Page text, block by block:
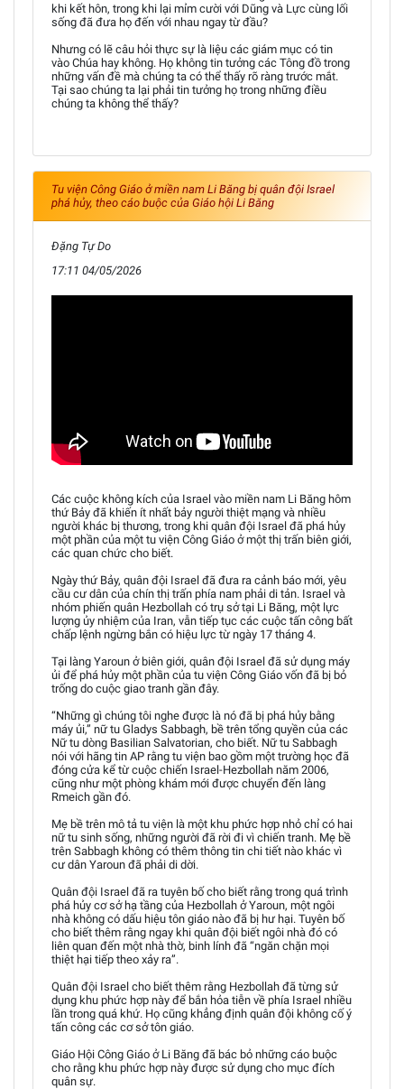
khi kết hôn, trong khi lại mỉm cười với Dũng và Lực cùng lối
sống đã đưa họ đến với nhau ngay từ đầu?
Nhưng có lẽ câu hỏi thực sự là liệu các giám mục có tin
vào Chúa hay không. Họ không tin tưởng các Tông đồ trong
những vấn đề mà chúng ta có thể thấy rõ ràng trước mắt.
Tại sao chúng ta lại phải tin tưởng họ trong những điều
chúng ta không thể thấy?
Tu viện Công Giáo ở miền nam Li Băng bị quân đội Israel
phá hủy, theo cáo buộc của Giáo hội Li Băng
Đặng Tự Do
17:11 04/05/2026
Các cuộc không kích của Israel vào miền nam Li Băng hôm
thứ Bảy đã khiến ít nhất bảy người thiệt mạng và nhiều
người khác bị thương, trong khi quân đội Israel đã phá hủy
một phần của một tu viện Công Giáo ở một thị trấn biên giới,
các quan chức cho biết.
Ngày thứ Bảy, quân đội Israel đã đưa ra cảnh báo mới, yêu
cầu cư dân của chín thị trấn phía nam phải di tản. Israel và
nhóm phiến quân Hezbollah có trụ sở tại Li Băng, một lực
lượng ủy nhiệm của Iran, vẫn tiếp tục các cuộc tấn công bất
chấp lệnh ngừng bắn có hiệu lực từ ngày 17 tháng 4.
Tại làng Yaroun ở biên giới, quân đội Israel đã sử dụng máy
ủi để phá hủy một phần của tu viện Công Giáo vốn đã bị bỏ
trống do cuộc giao tranh gần đây.
“Những gì chúng tôi nghe được là nó đã bị phá hủy bằng
máy ủi,” nữ tu Gladys Sabbagh, bề trên tổng quyền của các
Nữ tu dòng Basilian Salvatorian, cho biết. Nữ tu Sabbagh
nói với hãng tin AP rằng tu viện bao gồm một trường học đã
đóng cửa kể từ cuộc chiến Israel-Hezbollah năm 2006,
cũng như một phòng khám mới được chuyển đến làng
Rmeich gần đó.
Mẹ bề trên mô tả tu viện là một khu phức hợp nhỏ chỉ có hai
nữ tu sinh sống, những người đã rời đi vì chiến tranh. Mẹ bề
trên Sabbagh không có thêm thông tin chi tiết nào khác vì
cư dân Yaroun đã phải di dời.
Quân đội Israel đã ra tuyên bố cho biết rằng trong quá trình
phá hủy cơ sở hạ tầng của Hezbollah ở Yaroun, một ngôi
nhà không có dấu hiệu tôn giáo nào đã bị hư hại. Tuyên bố
cho biết thêm rằng ngay khi quân đội biết ngôi nhà đó có
liên quan đến một nhà thờ, binh lính đã “ngăn chặn mọi
thiệt hại tiếp theo xảy ra”.
Quân đội Israel cho biết thêm rằng Hezbollah đã từng sử
dụng khu phức hợp này để bắn hỏa tiễn về phía Israel nhiều
lần trong quá khứ. Họ cũng khẳng định quân đội không cố ý
tấn công các cơ sở tôn giáo.
Giáo Hội Công Giáo ở Li Băng đã bác bỏ những cáo buộc
cho rằng khu phức hợp này được sử dụng cho mục đích
quân sự.